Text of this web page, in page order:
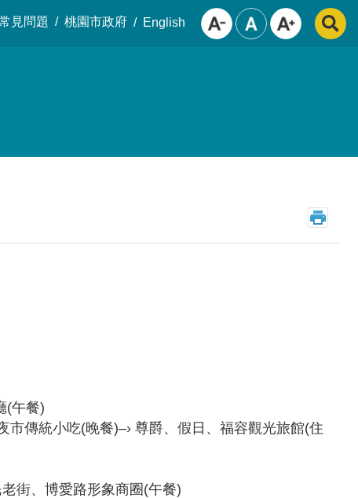
見問題 桃園市政府 English
(午餐)
傳統小吃(晚餐)–› 尊爵、假日、福容觀光旅館(住
街、博愛路形象商圈(午餐)